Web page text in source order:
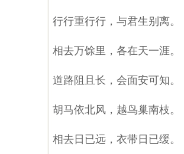
行行重行行，与君生别离。
相去万馀里，各在天一涯。
道路阻且长，会面安可知。
胡马依北风，越鸟巢南枝。
相去日已远，衣带日已缓。